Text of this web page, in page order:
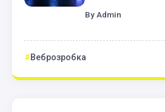
By Admin
Веброзробка